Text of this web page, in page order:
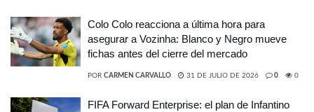
Colo Colo reacciona a última hora para
asegurar a Vozinha: Blanco y Negro mueve
fichas antes del cierre del mercado
POR CARMEN CARVALLO 31 DE JULIO DE 2026 0 0
FIFA Forward Enterprise: el plan de Infantino